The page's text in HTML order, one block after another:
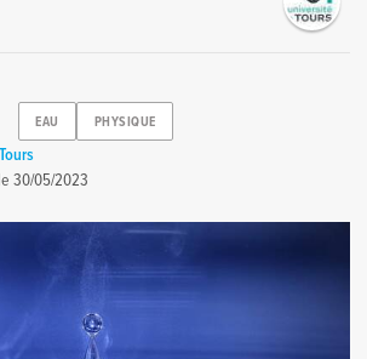
EAU PHYSIQUE
30/05/2023